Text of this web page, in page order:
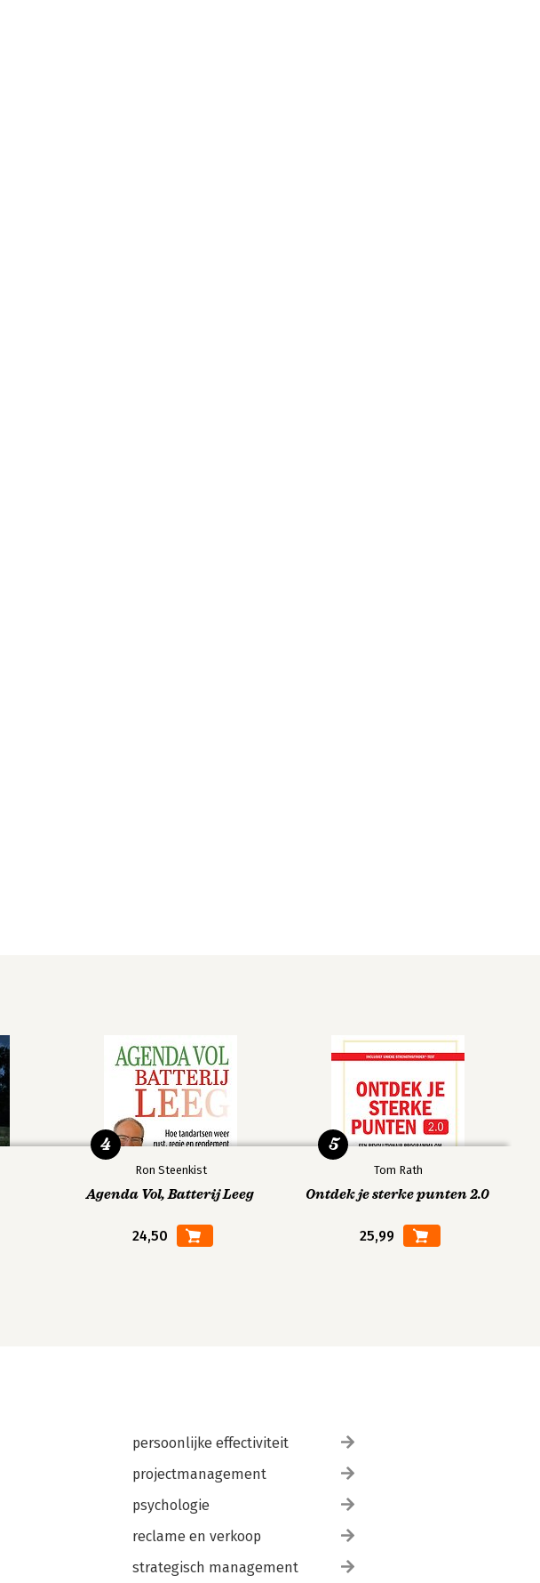
Ron Steenkist
Agenda Vol, Batterij Leeg
24,50
4
Tom Rath
Ontdek je sterke punten 2.0
25,99
5
persoonlijke effectiviteit
projectmanagement
psychologie
reclame en verkoop
strategisch management